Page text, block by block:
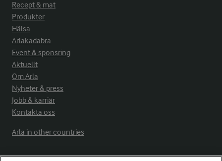
Recept & mat
Produkter
Hälsa
Arlakadabra
Event & sponsring
Aktuellt
Om Arla
Nyheter & press
Jobb & karriär
Kontakta oss
Arla in other countries